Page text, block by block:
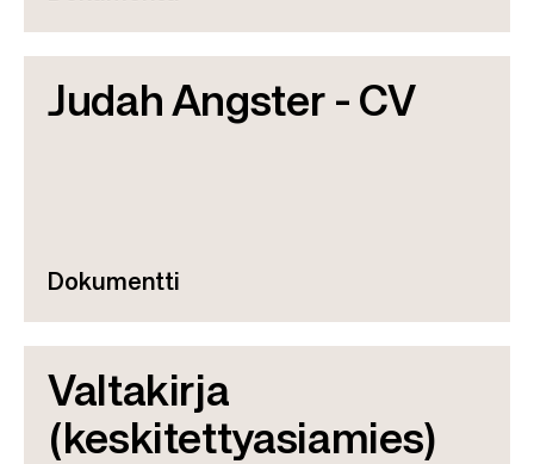
Judah Angster - CV
Dokumentti
Valtakirja
(keskitettyasiamies)